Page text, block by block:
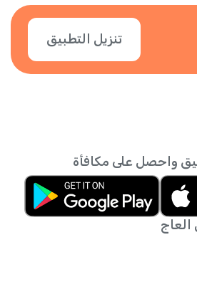
تنزيل التطبيق
واحصل على مكافأة